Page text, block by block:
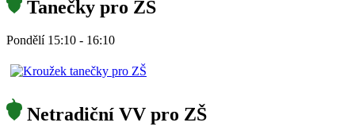
Tanečky pro ZŠ
Pondělí 15:10 - 16:10
Netradiční VV pro ZŠ